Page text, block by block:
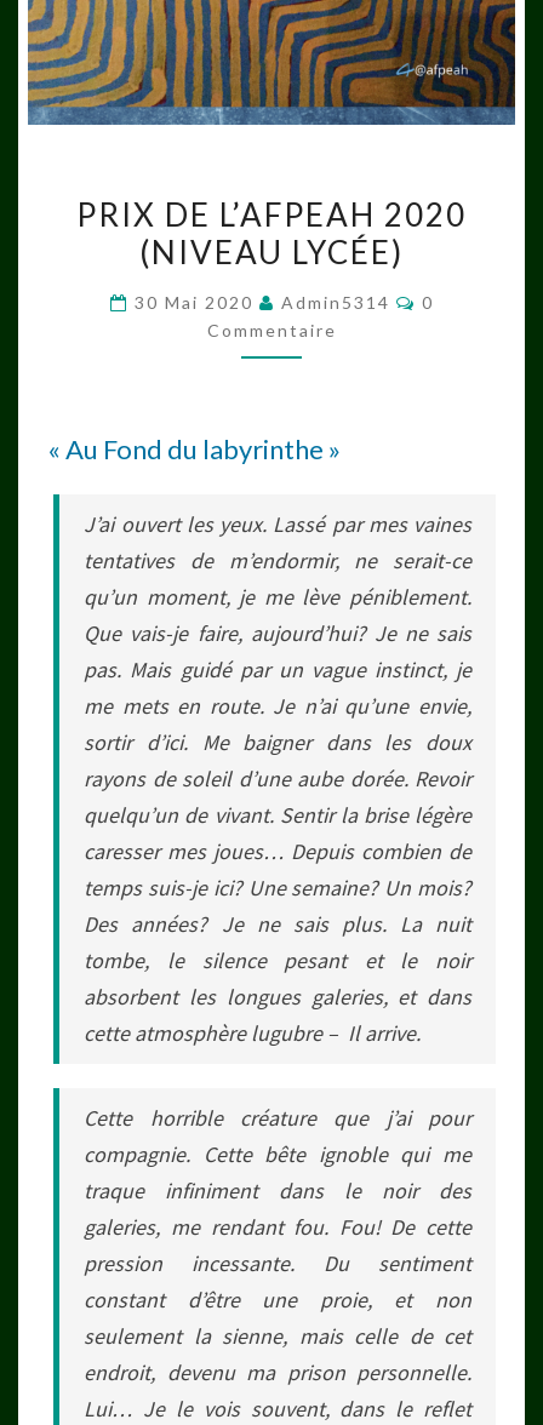
DE
L’AFPEAH
(NIVEAU
LYCÉE)
PRIX DE L’AFPEAH 2020
(NIVEAU LYCÉE)
30 Mai 2020 Admin5314
0
Commentaire
« Au Fond du labyrinthe »
J’ai ouvert les yeux. Lassé par mes vaines
tentatives de m’endormir, ne serait-ce
qu’un moment, je me lève péniblement.
Que vais-je faire, aujourd’hui? Je ne sais
pas. Mais guidé par un vague instinct, je
me mets en route. Je n’ai qu’une envie,
sortir d’ici. Me baigner dans les doux
rayons de soleil d’une aube dorée. Revoir
quelqu’un de vivant. Sentir la brise légère
caresser mes joues… Depuis combien de
temps suis-je ici? Une semaine? Un mois?
Des années? Je ne sais plus. La nuit
tombe, le silence pesant et le noir
absorbent les longues galeries, et dans
cette atmosphère lugubre – Il arrive.
Cette horrible créature que j’ai pour
compagnie. Cette bête ignoble qui me
traque infiniment dans le noir des
galeries, me rendant fou. Fou! De cette
pression incessante. Du sentiment
constant d’être une proie, et non
seulement la sienne, mais celle de cet
endroit, devenu ma prison personnelle.
Lui… Je le vois souvent, dans le reflet